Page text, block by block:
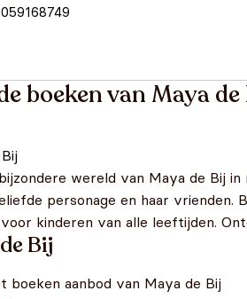
boeken van Maya de
wereld van Maya de Bij
personage en haar vrienden.
kinderen van alle leeftijden.
Bij
boeken aanbod van Maya de Bij